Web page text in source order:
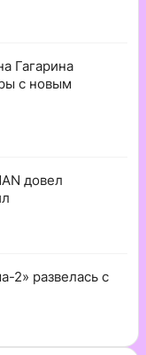
Гагарина
с новым
довел
2» развелась с